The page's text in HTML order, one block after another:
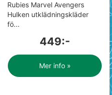
Rubies Marvel Avengers
Hulken utklädningskläder
fö...
449:-
Mer info »